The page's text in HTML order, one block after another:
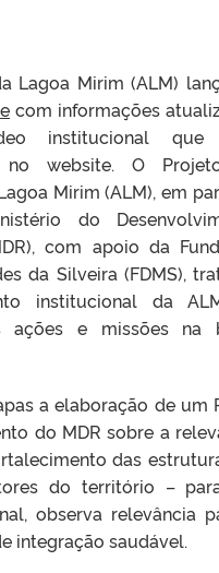
Lagoa Mirim (ALM)
com informações
institucional que
no website. O
Mirim (ALM), em
do
com apoio da
da Silveira (FDMS),
institucional da
ações e missões na
a elaboração de um
do MDR sobre a
das
do território –
observa relevância
integração saudável.